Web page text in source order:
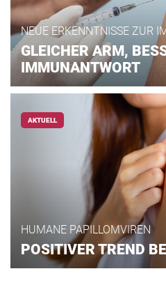
NEUE ERKENNTNISSE ZUR
GLEICHER ARM,
IMMUNANTWORT
AKTUELL
HUMANE PAPILLOMVIREN
POSITIVER TREND